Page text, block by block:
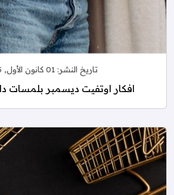
تاريخ النشر: 01 كانون الأول, 2025
افكار اوتفيت ديسمبر بلمسات